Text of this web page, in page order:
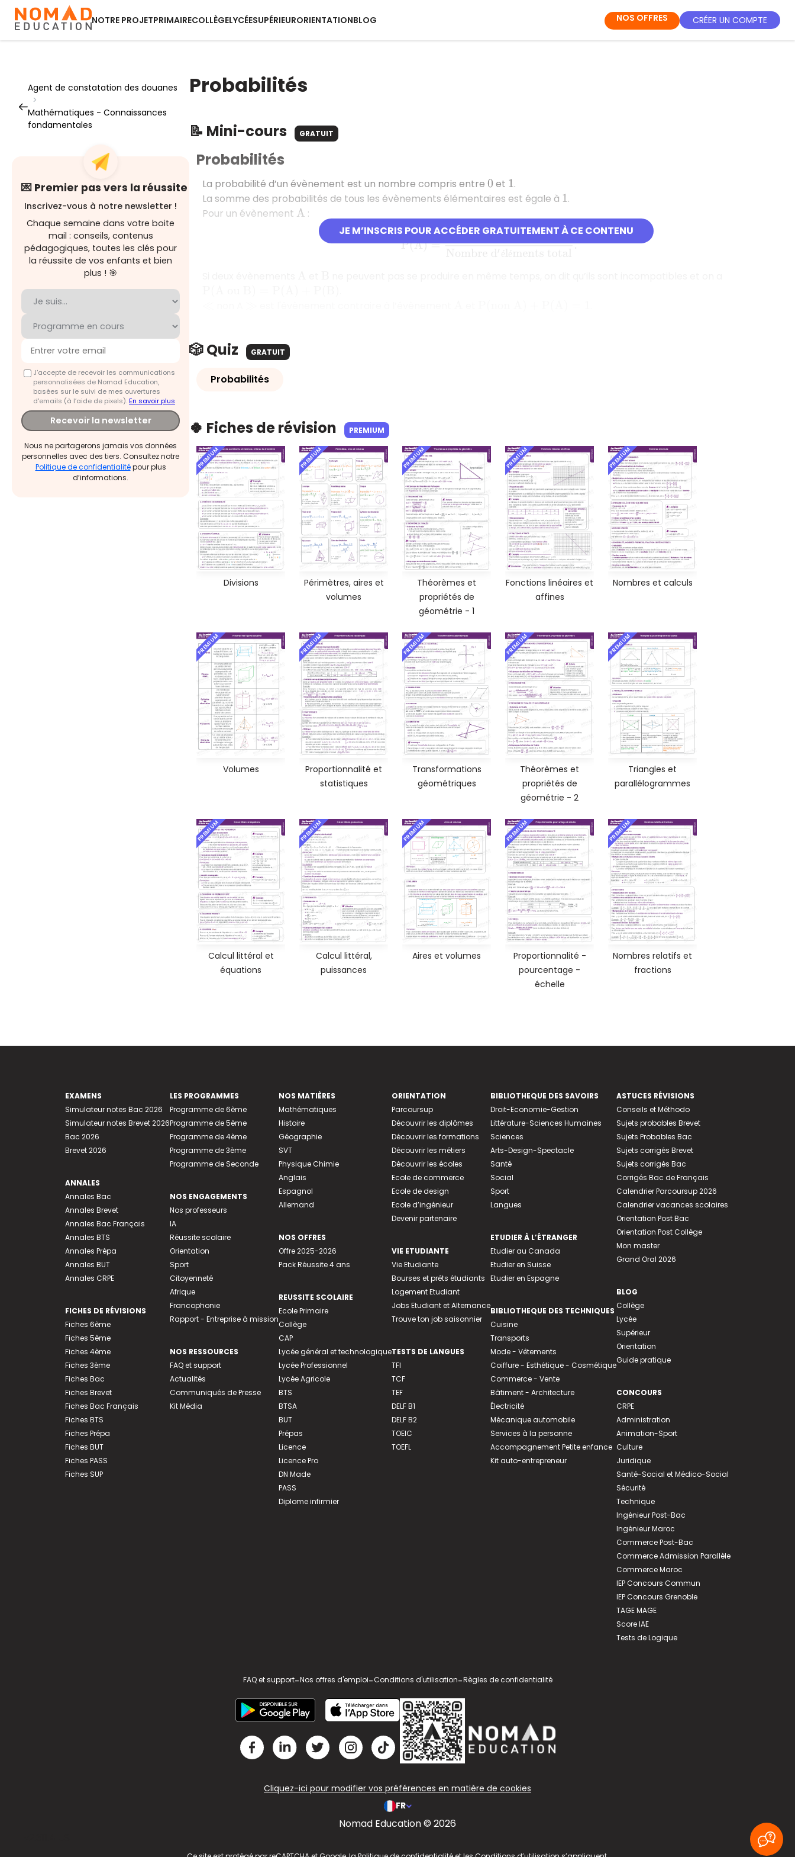
NOTRE PROJETPRIMAIRECOLLÈGELYCÉESUPÉRIEURORIENTATIONBLOG NOS OFFRES CRÉER UN COMPTE
Agent de constatation des douanes
>
Mathématiques - Connaissances
fondamentales
💌 Premier pas vers la réussite
Inscrivez-vous à notre newsletter !
Chaque semaine dans votre boite
mail : conseils, contenus
pédagogiques, toutes les clés pour
la réussite de vos enfants et bien
plus ! 🎯
J'accepte de recevoir les communications
personnalisées de Nomad Education,
basées sur le suivi de mes ouvertures
d'emails (à l’aide de pixels).En savoir plus
Recevoir la newsletter
Nous ne partagerons jamais vos données
personnelles avec des tiers. Consultez notre
Politique de confidentialitépour plus
d’informations.
Probabilités
📝 Mini-cours GRATUIT
JE M’INSCRIS POUR ACCÉDER GRATUITEMENT À CE CONTENU
Probabilités
La probabilité d’un évènement est un nombre compris entre 0et 1 .
La somme des probabilités de tous les évènements élémentaires est égale à 1 .
Pour un évènement A :
é
é
P( A )=Nombre d′é léments deANo mbre d élé ment ot
🎲 Quiz GRATUIT
Probabilités
🍀 Fiches de révision PREMIUM
PREMIUM
Divisions
PREMIUM
Périmètres, aires et
volumes
PREMIUM
Théorèmes et
propriétés de
géométrie - 1
PREMIUM
Fonctions linéaires et
affines
PREMIUM
Nombres et calculs
PREMIUM
Volumes
PREMIUM
Proportionnalité et
statistiques
PREMIUM
Transformations
géométriques
PREMIUM
Théorèmes et
propriétés de
géométrie - 2
PREMIUM
Triangles et
parallélogrammes
PREMIUM
Calcul littéral et
équations
PREMIUM
Calcul littéral,
puissances
PREMIUM
Aires et volumes
PREMIUM
Proportionnalité -
pourcentage -
échelle
PREMIUM
Nombres relatifs et
fractions
EXAMENS
Simulateur notes Bac 2026
Simulateur notes Brevet 2026
Bac 2026
Brevet 2026
ANNALES
Annales Bac
Annales Brevet
Annales Bac Français
Annales BTS
Annales Prépa
Annales BUT
Annales CRPE
FICHES DE RÉVISIONS
Fiches 6ème
Fiches 5ème
Fiches 4ème
Fiches 3ème
Fiches Bac
Fiches Brevet
Fiches Bac Français
Fiches BTS
Fiches Prépa
Fiches BUT
Fiches PASS
Fiches SUP
LES PROGRAMMES
Programme de 6ème
Programme de 5ème
Programme de 4ème
Programme de 3ème
Programme de Seconde
NOS ENGAGEMENTS
Nos professeurs
IA
Réussite scolaire
Orientation
Sport
Citoyenneté
Afrique
Francophonie
Rapport - Entreprise à mission
NOS RESSOURCES
FAQ et support
Actualités
Communiqués de Presse
Kit Média
NOS MATIÈRES
Mathématiques
Histoire
Géographie
SVT
Physique Chimie
Anglais
Espagnol
Allemand
NOS OFFRES
Offre 2025-2026
Pack Réussite 4 ans
REUSSITE SCOLAIRE
Ecole Primaire
Collège
CAP
Lycée général et technologique
Lycée Professionnel
Lycée Agricole
BTS
BTSA
BUT
Prépas
Licence
Licence Pro
DN Made
PASS
Diplome infirmier
ORIENTATION
Parcoursup
Découvrir les diplômes
Découvrir les formations
Découvrir les métiers
Découvrir les écoles
Ecole de commerce
Ecole de design
Ecole d’ingénieur
Devenir partenaire
VIE ETUDIANTE
Vie Etudiante
Bourses et prêts étudiants
Logement Etudiant
Jobs Etudiant et Alternance
Trouve ton job saisonnier
TESTS DE LANGUES
TFI
TCF
TEF
DELF B1
DELF B2
TOEIC
TOEFL
BIBLIOTHEQUE DES SAVOIRS
Droit-Economie-Gestion
Littérature-Sciences Humaines
Sciences
Arts-Design-Spectacle
Santé
Social
Sport
Langues
ETUDIER À L’ÉTRANGER
Etudier au Canada
Etudier en Suisse
Etudier en Espagne
BIBLIOTHEQUE DES TECHNIQUES
Cuisine
Transports
Mode - Vêtements
Coiffure - Esthétique - Cosmétique
Commerce - Vente
Bâtiment - Architecture
Électricité
Mécanique automobile
Services à la personne
Accompagnement Petite enfance
Kit auto-entrepreneur
ASTUCES RÉVISIONS
Conseils et Méthodo
Sujets probables Brevet
Sujets Probables Bac
Sujets corrigés Brevet
Sujets corrigés Bac
Corrigés Bac de Français
Calendrier Parcoursup 2026
Calendrier vacances scolaires
Orientation Post Bac
Orientation Post Collège
Mon master
Grand Oral 2026
BLOG
Collège
Lycée
Supérieur
Orientation
Guide pratique
CONCOURS
CRPE
Administration
Animation-Sport
Culture
Juridique
Santé-Social et Médico-Social
Sécurité
Technique
Ingénieur Post-Bac
Ingénieur Maroc
Commerce Post-Bac
Commerce Admission Parallèle
Commerce Maroc
IEP Concours Commun
IEP Concours Grenoble
TAGE MAGE
Score IAE
Tests de Logique
FAQ et support-Nos offres d'emploi-Conditions d'utilisation-Règles de confidentialité
Cliquez-ici pour modifier vos préférences en matière de cookies
FR
Nomad Education © 2026